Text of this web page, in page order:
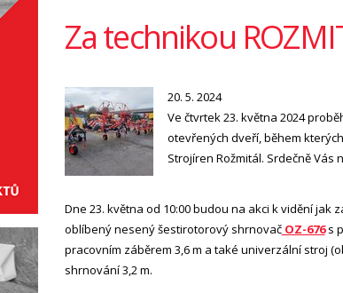
Za technikou
20. 5. 2024
Ve čtvrtek 23. května 2024
otevřených dveří, během
Strojíren Rožmitál. Srdečně Vás
Dne 23. května od 10:00 budou na akci k vidění jak
oblíbený nesený šestirotorový shrnovačOZ-676s
pracovním záběrem 3,6 m a také univerzální stroj
shrnování 3,2 m.